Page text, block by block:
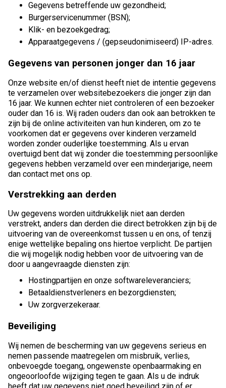
Gegevens betreffende uw gezondheid;
Burgerservicenummer (BSN);
Klik- en bezoekgedrag;
Apparaatgegevens / (gepseudonimiseerd) IP-adres.
Gegevens van personen jonger dan 16 jaar
Onze website en/of dienst heeft niet de intentie gegevens
te verzamelen over websitebezoekers die jonger zijn dan
16 jaar. We kunnen echter niet controleren of een bezoeker
ouder dan 16 is. Wij raden ouders dan ook aan betrokken te
zijn bij de online activiteiten van hun kinderen, om zo te
voorkomen dat er gegevens over kinderen verzameld
worden zonder ouderlijke toestemming. Als u ervan
overtuigd bent dat wij zonder die toestemming persoonlijke
gegevens hebben verzameld over een minderjarige, neem
dan contact met ons op.
Verstrekking aan derden
Uw gegevens worden uitdrukkelijk niet aan derden
verstrekt, anders dan derden die direct betrokken zijn bij de
uitvoering van de overeenkomst tussen u en ons, of tenzij
enige wettelijke bepaling ons hiertoe verplicht. De partijen
die wij mogelijk nodig hebben voor de uitvoering van de
door u aangevraagde diensten zijn:
Hostingpartijen en onze softwareleveranciers;
Betaaldienstverleners en bezorgdiensten;
Uw zorgverzekeraar.
Beveiliging
Wij nemen de bescherming van uw gegevens serieus en
nemen passende maatregelen om misbruik, verlies,
onbevoegde toegang, ongewenste openbaarmaking en
ongeoorloofde wijziging tegen te gaan. Als u de indruk
heeft dat uw gegevens niet goed beveiligd zijn of er